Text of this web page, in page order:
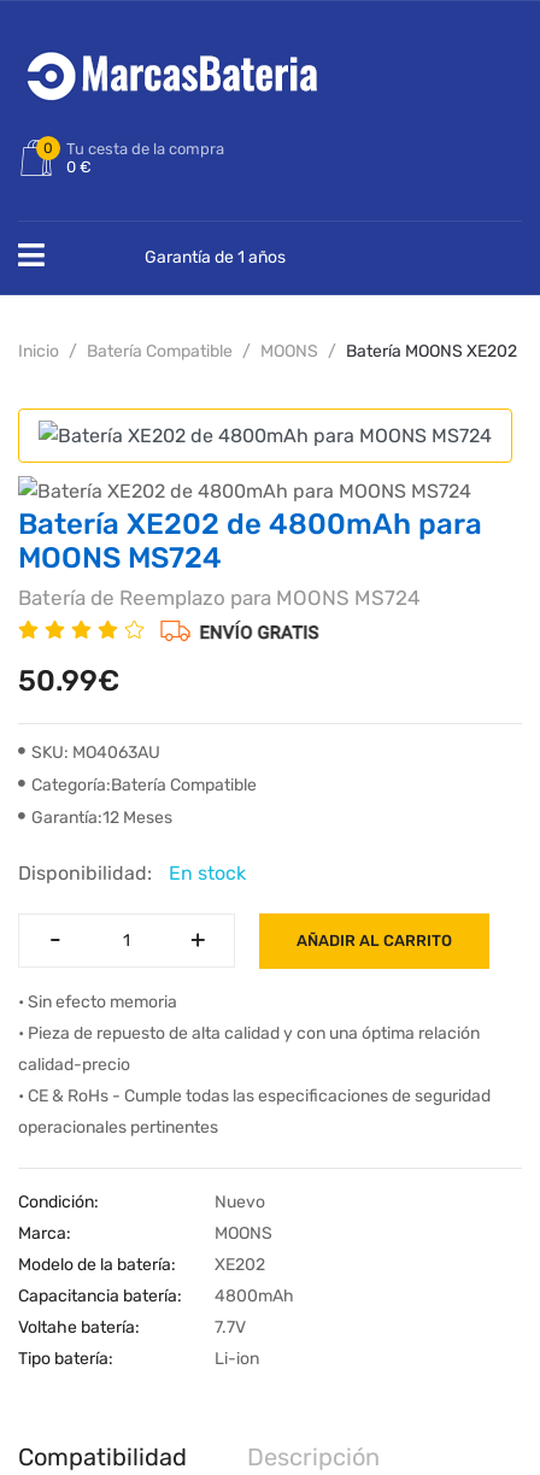
0
Tu cesta de la compra
0 €
Garantía de 1 años
Inicio Batería Compatible MOONS Batería MOONS XE202
Batería XE202 de 4800mAh para
MOONS MS724
Batería de Reemplazo para MOONS MS724
50.99€
SKU: MO4063AU
Categoría:Batería Compatible
Garantía:12 Meses
Disponibilidad: En stock
- +
- + AÑADIR AL CARRITO
• Sin efecto memoria
• Pieza de repuesto de alta calidad y con una óptima relación
calidad-precio
• CE & RoHs - Cumple todas las especificaciones de seguridad
operacionales pertinentes
Condición:
Nuevo
Marca:
MOONS
Modelo de la batería:
XE202
Capacitancia batería:
4800mAh
Voltahe batería:
7.7V
Tipo batería:
Li-ion
Compatibilidad Descripción